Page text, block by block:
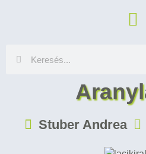
Stuber Andrea